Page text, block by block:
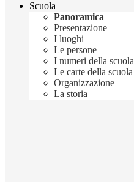
Scuola
Panoramica
Presentazione
I luoghi
Le persone
I numeri della scuola
Le carte della scuola
Organizzazione
La storia